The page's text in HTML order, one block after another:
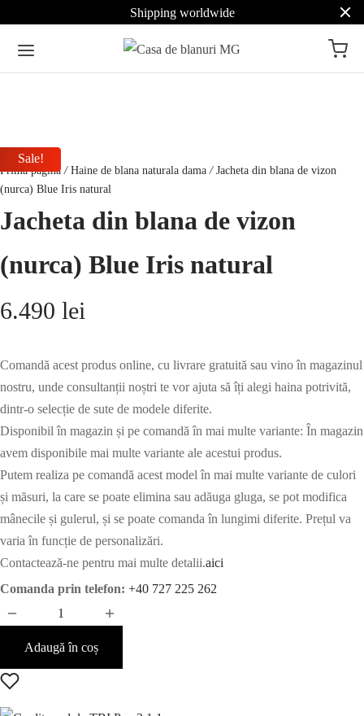
Shipping worldwide
Prima pagină / Haine de blana naturala dama /Jacheta din blana de vizon
(nurca) Blue Iris natural
Jacheta din blana de vizon
(nurca) Blue Iris natural
6.490 lei
Comandă acest produs online, cu livrare gratuită sau vino în magazinul
nostru, unde consultanții noștri te vor ajuta să îți alegi haina potrivită,
dintr-o selecție de sute de modele diferite.
Disponibil în magazin și pe comandă în mai multe variante: În magazin
avem disponibile mai multe variante ale acestui produs.
Putem realiza pe comandă acest model în mai multe variante de culori
și măsuri, la care se poate elimina sau adăuga gluga, se pot modifica
mânecile și gulerul, și se poate comanda în lungimi diferite. Prețul va
varia în funcție de personalizări.
Contactează-ne pentru mai multe detalii.aici
Comanda prin telefon: +40 727 225 262
Adaugă în coș
Sale!
Sale!
Sale!